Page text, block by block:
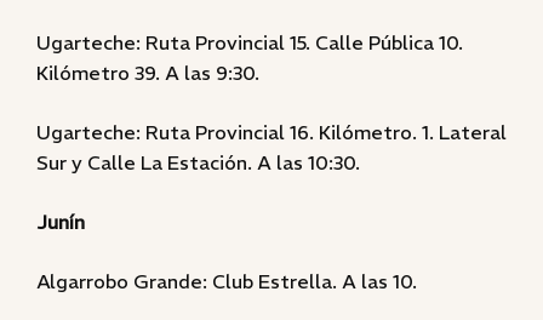
Ugarteche: Ruta Provincial 15. Calle Pública 10.
Kilómetro 39. A las 9:30.
Ugarteche: Ruta Provincial 16. Kilómetro. 1. Lateral
Sur y Calle La Estación. A las 10:30.
Junín
Algarrobo Grande: Club Estrella. A las 10.